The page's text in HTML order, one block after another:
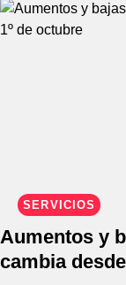
SERVICIOS
Aumentos y
cambia